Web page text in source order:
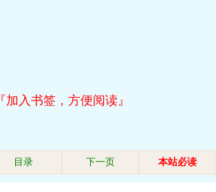
『加入书签，方便阅读』
目录 下一页 本站必读